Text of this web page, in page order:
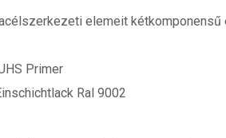
elemeit
Primer
Ral 9002